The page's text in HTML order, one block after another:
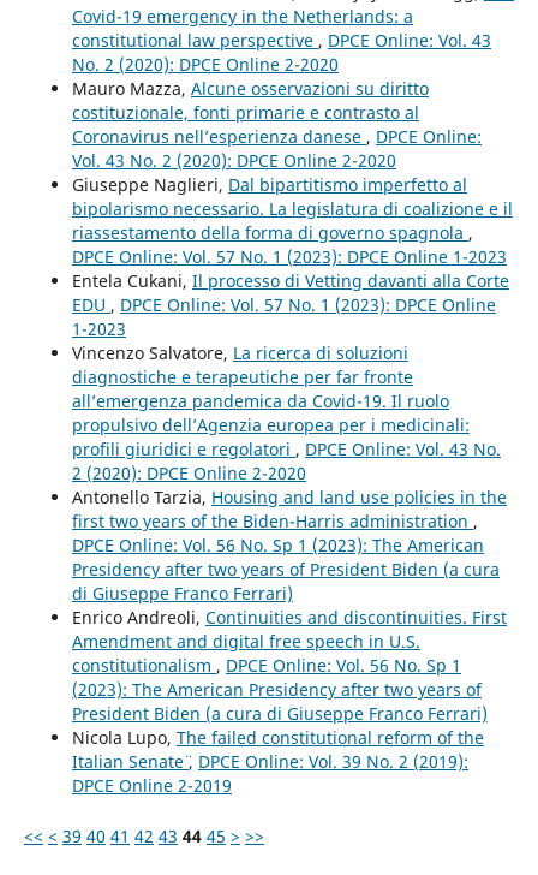
Covid-19 emergency in the Netherlands: a
constitutional law perspective , DPCE Online: Vol. 43
No. 2 (2020): DPCE Online 2-2020
Mauro Mazza, Alcune osservazioni su diritto
costituzionale, fonti primarie e contrasto al
Coronavirus nell’esperienza danese , DPCE Online:
Vol. 43 No. 2 (2020): DPCE Online 2-2020
Giuseppe Naglieri, Dal bipartitismo imperfetto al
bipolarismo necessario. La legislatura di coalizione e il
riassestamento della forma di governo spagnola ,
DPCE Online: Vol. 57 No. 1 (2023): DPCE Online 1-2023
Entela Cukani, Il processo di Vetting davanti alla Corte
EDU , DPCE Online: Vol. 57 No. 1 (2023): DPCE Online
1-2023
Vincenzo Salvatore, La ricerca di soluzioni
diagnostiche e terapeutiche per far fronte
all’emergenza pandemica da Covid-19. Il ruolo
propulsivo dell’Agenzia europea per i medicinali:
profili giuridici e regolatori , DPCE Online: Vol. 43 No.
2 (2020): DPCE Online 2-2020
Antonello Tarzia, Housing and land use policies in the
first two years of the Biden-Harris administration ,
DPCE Online: Vol. 56 No. Sp 1 (2023): The American
Presidency after two years of President Biden (a cura
di Giuseppe Franco Ferrari)
Enrico Andreoli, Continuities and discontinuities. First
Amendment and digital free speech in U.S.
constitutionalism , DPCE Online: Vol. 56 No. Sp 1
(2023): The American Presidency after two years of
President Biden (a cura di Giuseppe Franco Ferrari)
Nicola Lupo, The failed constitutional reform of the
Italian Senate¨, DPCE Online: Vol. 39 No. 2 (2019):
DPCE Online 2-2019
<< < 39 40 41 42 43 44 45 > >>